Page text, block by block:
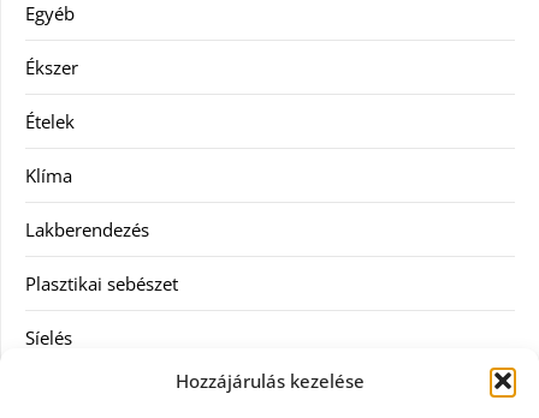
Hozzájárulás kezelése
Egyéb
Ékszer
Ételek
Klíma
Lakberendezés
Plasztikai sebészet
Síelés